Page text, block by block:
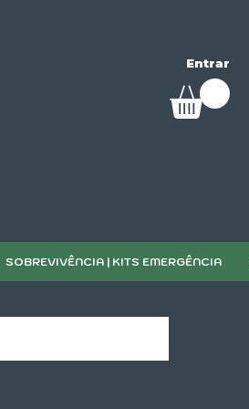
Entrar
SOBREVIVÊNCIA | KITS EMERGÊNCIA